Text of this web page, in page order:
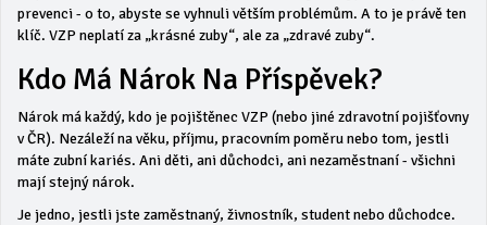
prevenci - o to, abyste se vyhnuli větším problémům. A to je právě ten
klíč. VZP neplatí za „krásné zuby“, ale za „zdravé zuby“.
Kdo Má Nárok Na Příspěvek?
Nárok má každý, kdo je pojištěnec VZP (nebo jiné zdravotní pojišťovny
v ČR). Nezáleží na věku, příjmu, pracovním poměru nebo tom, jestli
máte zubní kariés. Ani děti, ani důchodci, ani nezaměstnaní - všichni
mají stejný nárok.
Je jedno, jestli jste zaměstnaný, živnostník, student nebo důchodce.